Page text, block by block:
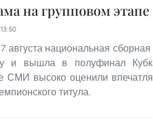
на групповом этапе
августа национальная
и вышла в полуфинал
СМИ высоко оценили
титула.